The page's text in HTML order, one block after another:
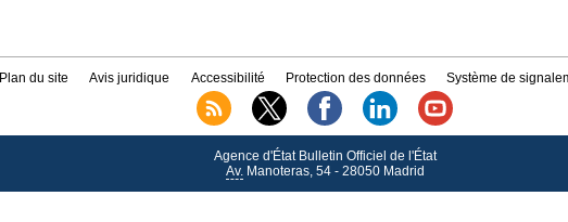
Plan du site Avis juridique Accessibilité Protection des données Système de
Agence d'État Bulletin Officiel de l'État
Av.Manoteras, 54 - 28050 Madrid